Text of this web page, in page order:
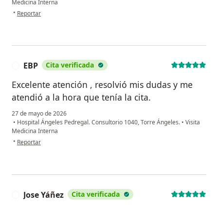
Medicina Interna
• en opinión del usuario Cris
Reportar
EBP Cita verificada
Excelente atención , resolvió mis dudas y me
atendió a la hora que tenía la cita.
27 de mayo de 2026
• Hospital Ángeles Pedregal. Consultorio 1040, Torre Ángeles. • Visita
Medicina Interna
• en opinión del usuario EBP
Reportar
Jose Yáñez Cita verificada